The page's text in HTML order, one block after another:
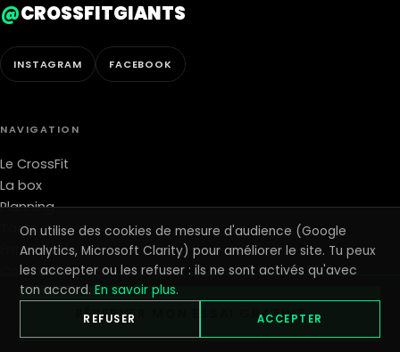
@CROSSFITGIANTS
INSTAGRAM FACEBOOK
NAVIGATION
Le CrossFit
La box
Planning
Tarifs
Entreprises
Contact
Blog
Giants Supply · le shop ↗
Réserver l'essai
RÉSERVER MON ESSAI GRATUIT →
On utilise des cookies de mesure d'audience (Google
Analytics, Microsoft Clarity) pour améliorer le site. Tu peux
les accepter ou les refuser : ils ne sont activés qu'avec
ton accord.En savoir plus.
REFUSER ACCEPTER